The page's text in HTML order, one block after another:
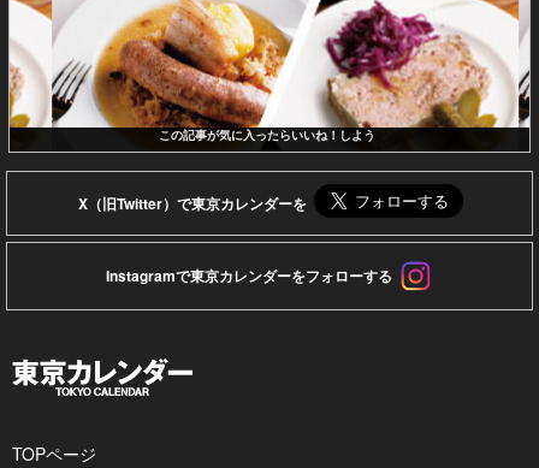
この記事が気に入ったらいいね！しよう
X（旧Twitter）で東京カレンダーを
Instagramで東京カレンダーをフォローする
TOPページ